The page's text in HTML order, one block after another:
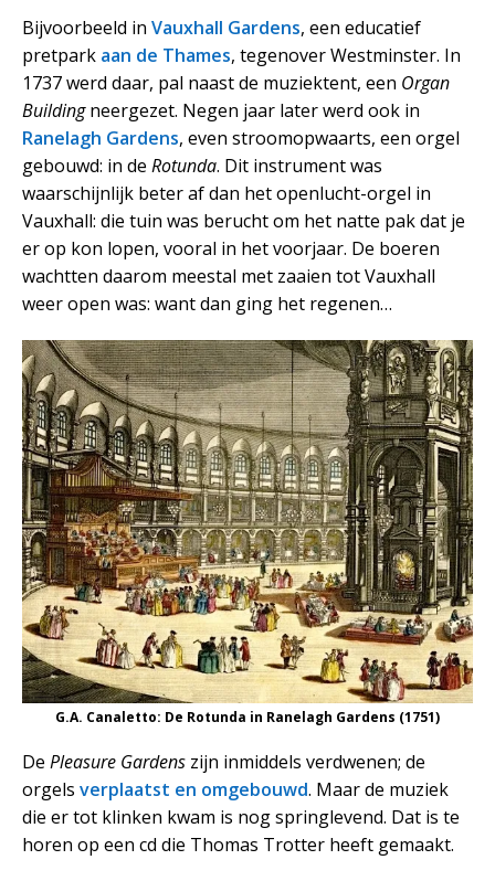
Bijvoorbeeld in Vauxhall Gardens, een educatief
pretpark aan de Thames, tegenover Westminster. In
1737 werd daar, pal naast de muziektent, een Organ
Buildingneergezet. Negen jaar later werd ook in
Ranelagh Gardens, even stroomopwaarts, een orgel
gebouwd: in de Rotunda. Dit instrument was
waarschijnlijk beter af dan het openlucht-orgel in
Vauxhall: die tuin was berucht om het natte pak dat je
er op kon lopen, vooral in het voorjaar. De boeren
wachtten daarom meestal met zaaien tot Vauxhall
weer open was: want dan ging het regenen…
G.A. Canaletto: De Rotunda in Ranelagh Gardens (1751)
De Pleasure Gardens zijn inmiddels verdwenen; de
orgels verplaatst en omgebouwd. Maar de muziek
die er tot klinken kwam is nog springlevend. Dat is te
horen op een cd die Thomas Trotter heeft gemaakt.